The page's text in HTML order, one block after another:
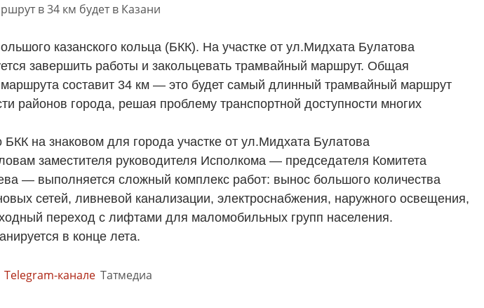
казанского кольца (БКК). На участке от ул.Мидхата Булатова
завершить работы и закольцевать трамвайный маршрут. Общая
маршрута составит 34 км — это будет самый длинный трамвайный маршрут
районов города, решая проблему транспортной доступности многих
на знаковом для города участке от ул.Мидхата Булатова
заместителя руководителя Исполкома — председателя Комитета
— выполняется сложный комплекс работ: вынос большого количества
сетей, ливневой канализации, электроснабжения, наружного освещения,
переход с лифтами для маломобильных групп населения.
в конце лета.
Telegram-канале Татмедиа